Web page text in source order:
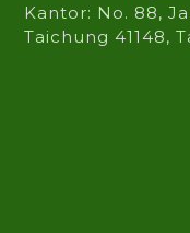
Kantor: No. 88,
Taichung 41148,